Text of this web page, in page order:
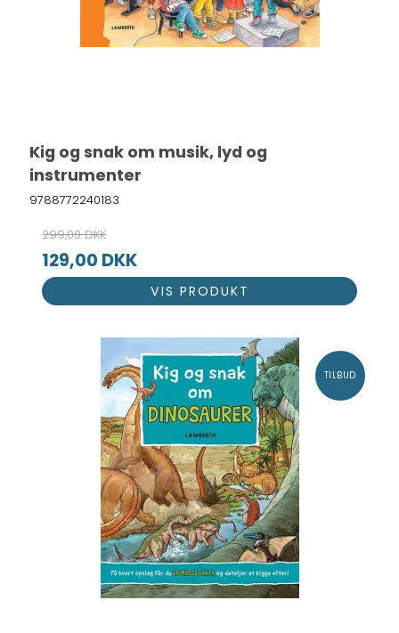
Kig og snak om musik, lyd og
instrumenter
9788772240183
299,00 DKK
129,00 DKK
VIS PRODUKT
TILBUD